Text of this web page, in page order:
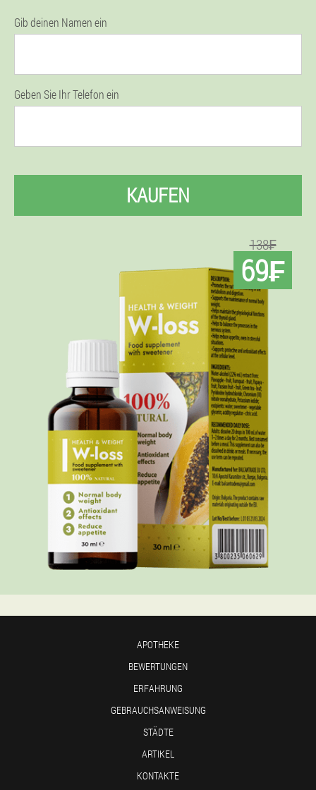
Gib deinen Namen ein
Geben Sie Ihr Telefon ein
KAUFEN
138₣
69₣
APOTHEKE
BEWERTUNGEN
ERFAHRUNG
GEBRAUCHSANWEISUNG
STÄDTE
ARTIKEL
KONTAKTE